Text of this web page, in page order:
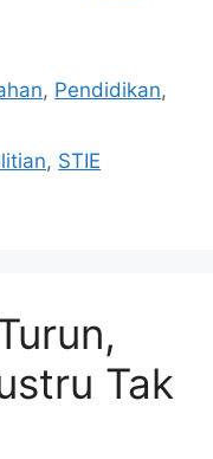
, Pendidikan,
, STIE
Tak